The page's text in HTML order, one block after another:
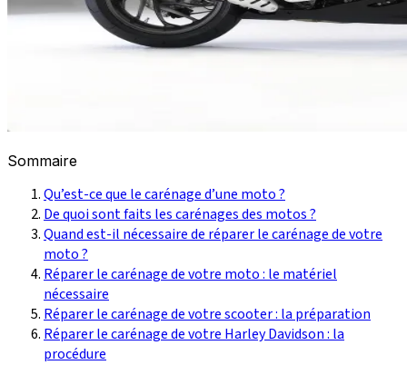
Sommaire
Qu’est-ce que le carénage d’une moto ?
De quoi sont faits les carénages des motos ?
Quand est-il nécessaire de réparer le carénage de votre
moto ?
Réparer le carénage de votre moto : le matériel
nécessaire
Réparer le carénage de votre scooter : la préparation
Réparer le carénage de votre Harley Davidson : la
procédure